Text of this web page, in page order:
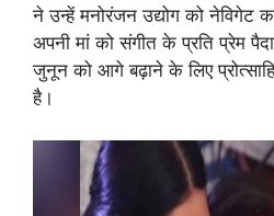
ने उन्हें मनोरंजन उद्योग को
अपनी मां को संगीत के प्रति प्रेम
जुनून को आगे बढ़ाने के लिए
है।